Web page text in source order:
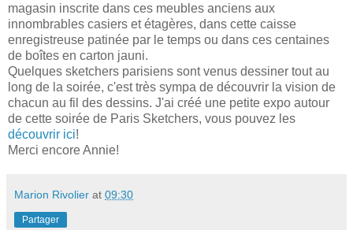
magasin inscrite dans ces meubles anciens aux
innombrables casiers et étagères, dans cette caisse
enregistreuse patinée par le temps ou dans ces centaines
de boîtes en carton jauni.
Quelques sketchers parisiens sont venus dessiner tout au
long de la soirée, c'est très sympa de découvrir la vision de
chacun au fil des dessins. J'ai créé une petite expo autour
de cette soirée de Paris Sketchers, vous pouvez les
découvrir ici!
Merci encore Annie!
Marion Rivolier at 09:30
Partager